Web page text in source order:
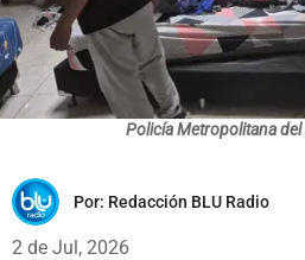
Policía Metropolitana del
Por: Redacción BLU Radio
2 de Jul, 2026